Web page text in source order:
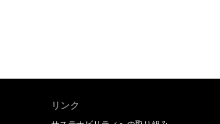
リンク